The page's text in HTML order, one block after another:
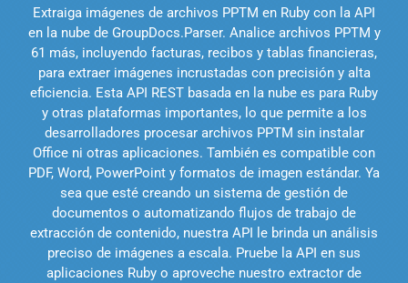
Extraiga imágenes de archivos PPTM en Ruby con la API
en la nube de GroupDocs.Parser. Analice archivos PPTM y
61 más, incluyendo facturas, recibos y tablas financieras,
para extraer imágenes incrustadas con precisión y alta
eficiencia. Esta API REST basada en la nube es para Ruby
y otras plataformas importantes, lo que permite a los
desarrolladores procesar archivos PPTM sin instalar
Office ni otras aplicaciones. También es compatible con
PDF, Word, PowerPoint y formatos de imagen estándar. Ya
sea que esté creando un sistema de gestión de
documentos o automatizando flujos de trabajo de
extracción de contenido, nuestra API le brinda un análisis
preciso de imágenes a escala. Pruebe la API en sus
aplicaciones Ruby o aproveche nuestro extractor de